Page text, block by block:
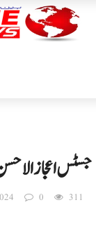
جسٹس
0 311